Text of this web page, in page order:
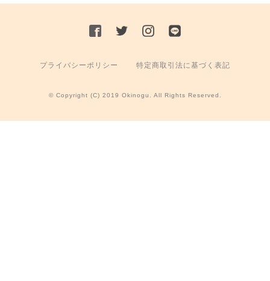
プライバシーポリシー 特定商取引法に基づく表記
© Copyright (C) 2019 Okinogu. All Rights Reserved.